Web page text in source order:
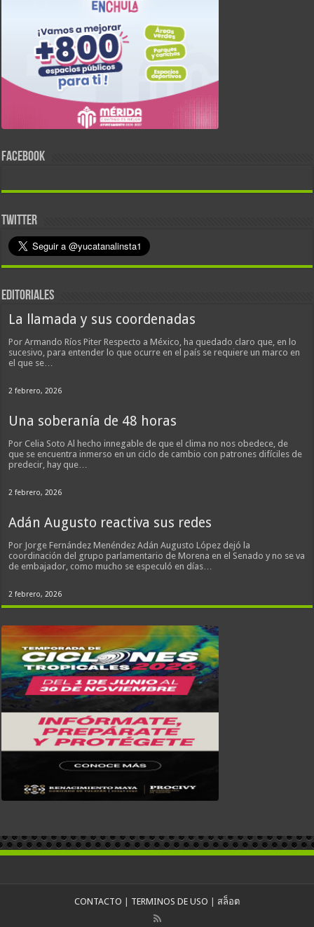
FACEBOOK
TWITTER
EDITORIALES
La llamada y sus coordenadas
Por Armando Ríos Piter Respecto a México, ha quedado claro que, en lo
sucesivo, para entender lo que ocurre en el país se requiere un marco en
el que se…
2 febrero, 2026
Una soberanía de 48 horas
Por Celia Soto Al hecho innegable de que el clima no nos obedece, de
que se encuentra inmerso en un ciclo de cambio con patrones difíciles de
predecir, hay que…
2 febrero, 2026
Adán Augusto reactiva sus redes
Por Jorge Fernández Menéndez Adán Augusto López dejó la
coordinación del grupo parlamentario de Morena en el Senado y no se va
de embajador, como mucho se especuló en días…
2 febrero, 2026
CONTACTO TERMINOS DE USO สล็อต